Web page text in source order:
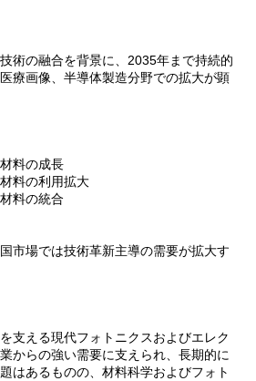
術の融合を背景に、2035年まで持続的
療画像、半導体製造分野での拡大が顕
料の成長
料の利用拡大
料の統合
市場では技術革新主導の需要が拡大す
支える現代フォトニクスおよびエレク
からの強い需要に支えられ、長期的に
はあるものの、材料科学およびフォト